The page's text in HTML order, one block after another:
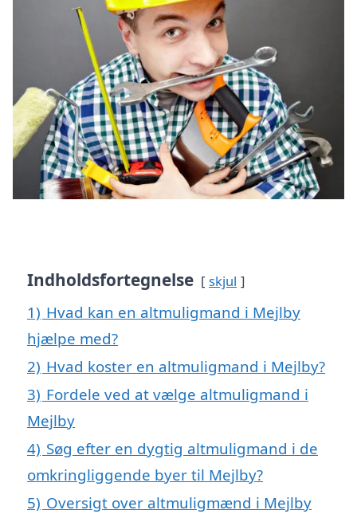
Indholdsfortegnelse skjul
1) Hvad kan en altmuligmand i Mejlby
hjælpe med?
2) Hvad koster en altmuligmand i Mejlby?
3) Fordele ved at vælge altmuligmand i
Mejlby
4) Søg efter en dygtig altmuligmand i de
omkringliggende byer til Mejlby?
5) Oversigt over altmuligmænd i Mejlby